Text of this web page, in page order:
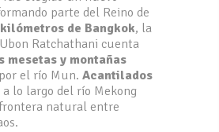
parte del Reino de
de Bangkok, la
Ratchathani cuenta
mesetas y montañas
el río Mun. Acantilados
a lo largo del río Mekong
natural entre